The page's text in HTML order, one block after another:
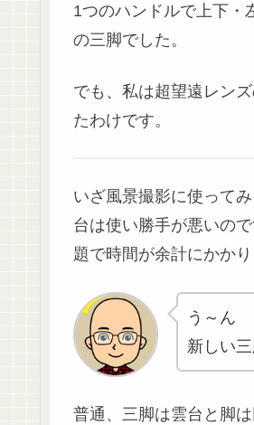
1つのハンドルで上下・
の三脚でした。
でも、私は超望遠レン
たわけです。
いざ風景撮影に使って
台は使い勝手が悪いの
題で時間が余計にかかり
う～ん
新しい
普通、三脚は雲台と脚